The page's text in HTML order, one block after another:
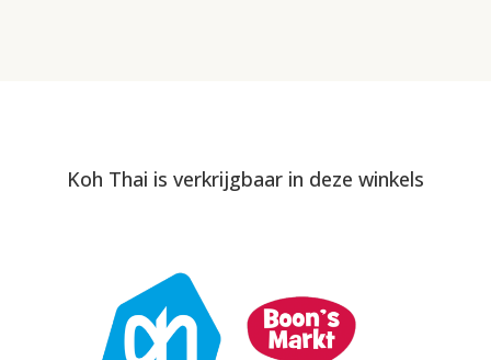
Koh Thai is verkrijgbaar in deze winkels